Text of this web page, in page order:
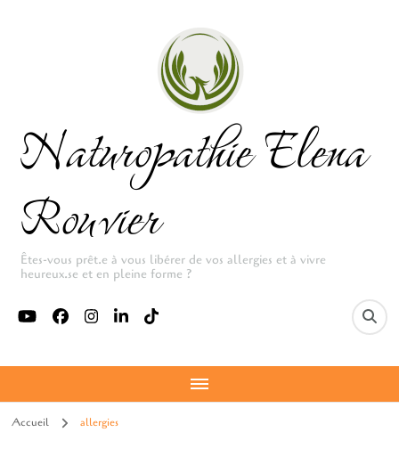
Naturopathie Elena
Rouvier
Êtes-vous prêt.e à vous libérer de vos allergies et à vivre
heureux.se et en pleine forme ?
Accueil allergies